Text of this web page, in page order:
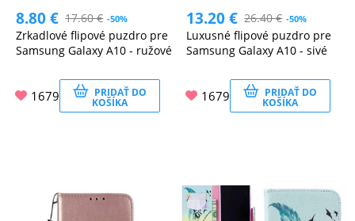
8.80€ 17.60€ -50%
Zrkadlové flipové puzdro pre
Samsung Galaxy A10 - ružové
1679 PRIDAŤ DO
KOŠÍKA
13.20€ 26.40€ -50%
Luxusné flipové puzdro pre
Samsung Galaxy A10 - sivé
1679 PRIDAŤ DO
KOŠÍKA